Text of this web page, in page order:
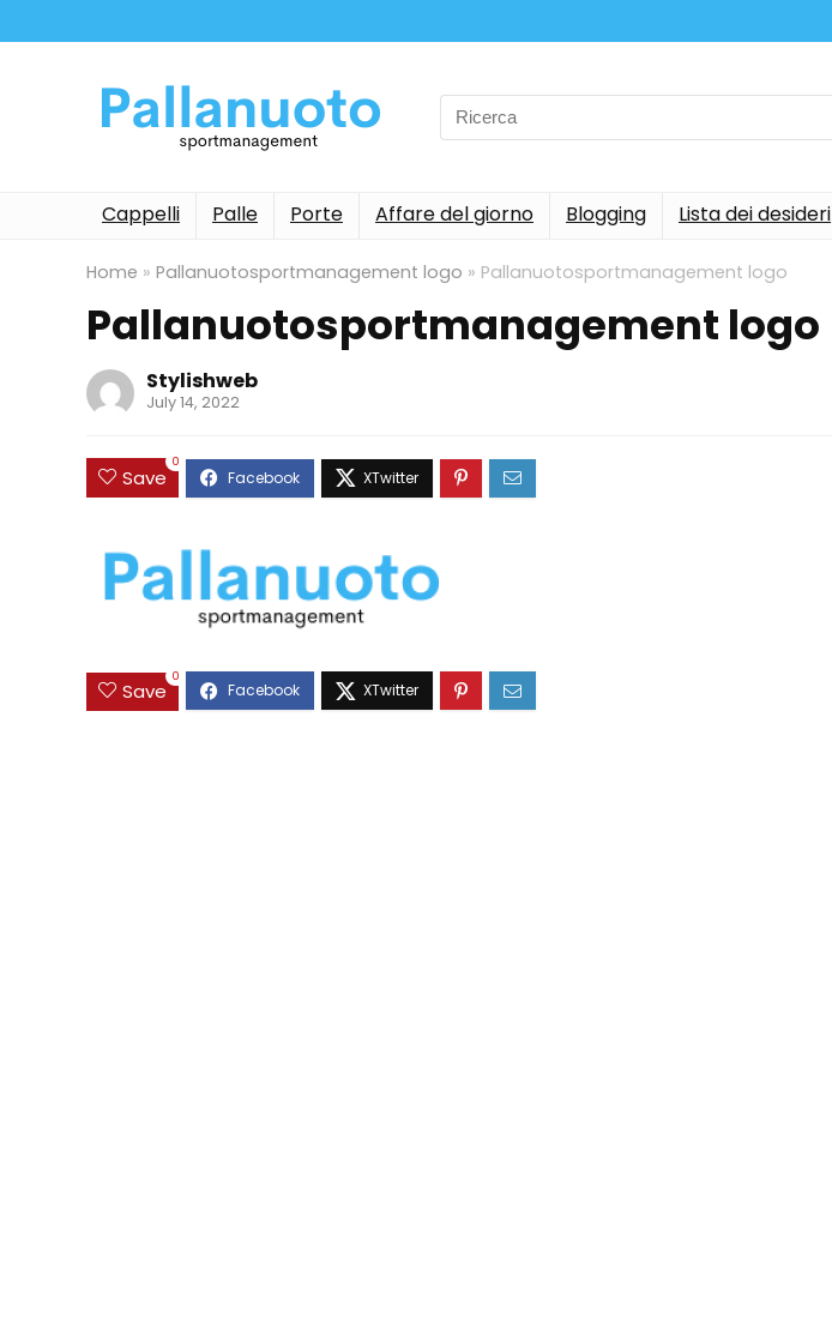
Search
for:
Cappelli Palle Porte Affare del giorno Blogging Lista dei desideri
Home » Pallanuotosportmanagement logo » Pallanuotosportmanagement logo
Pallanuotosportmanagement logo
Stylishweb
July 14, 2022
Save
0
Save
0